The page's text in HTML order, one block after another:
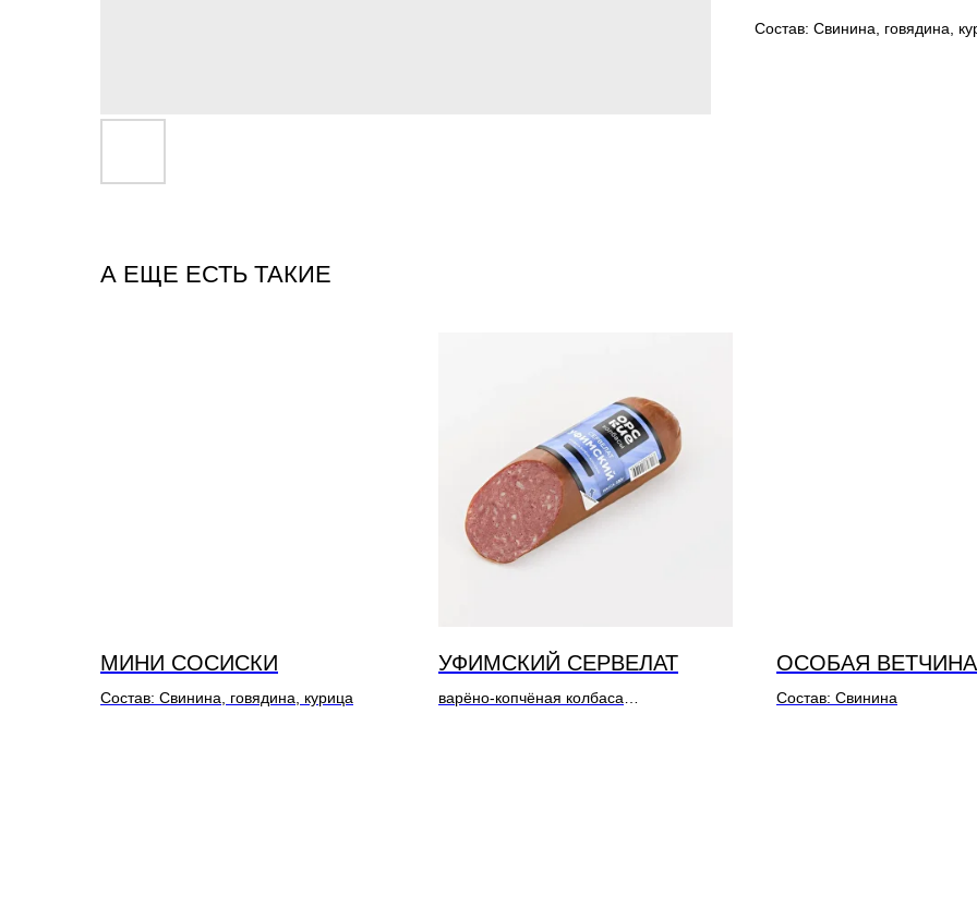
Состав: Свинина, говядина,
А ЕЩЕ ЕСТЬ ТАКИЕ
МИНИ СОСИСКИ
Состав: Свинина, говядина, курица
УФИМСКИЙ СЕРВЕЛАТ
варёно-копчёная колбаса
ОСОБАЯ ВЕТЧИНА
Состав: Свинина